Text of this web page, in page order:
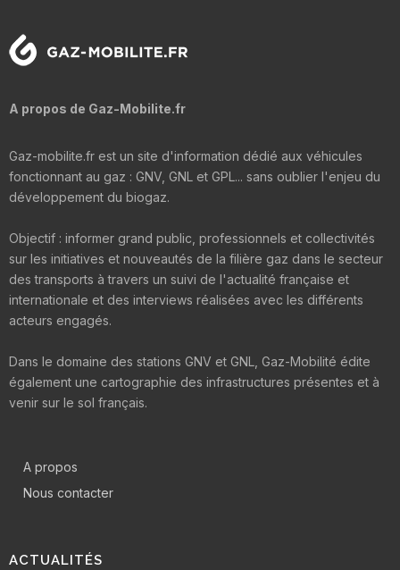
A propos de Gaz-Mobilite.fr
Gaz-mobilite.fr est un site d'information dédié aux véhicules
fonctionnant au gaz : GNV, GNL et GPL... sans oublier l'enjeu du
développement du biogaz.
Objectif : informer grand public, professionnels et collectivités
sur les initiatives et nouveautés de la filière gaz dans le secteur
des transports à travers un suivi de l'actualité française et
internationale et des interviews réalisées avec les différents
acteurs engagés.
Dans le domaine des stations GNV et GNL, Gaz-Mobilité édite
également une cartographie des infrastructures présentes et à
venir sur le sol français.
A propos
Nous contacter
ACTUALITÉS